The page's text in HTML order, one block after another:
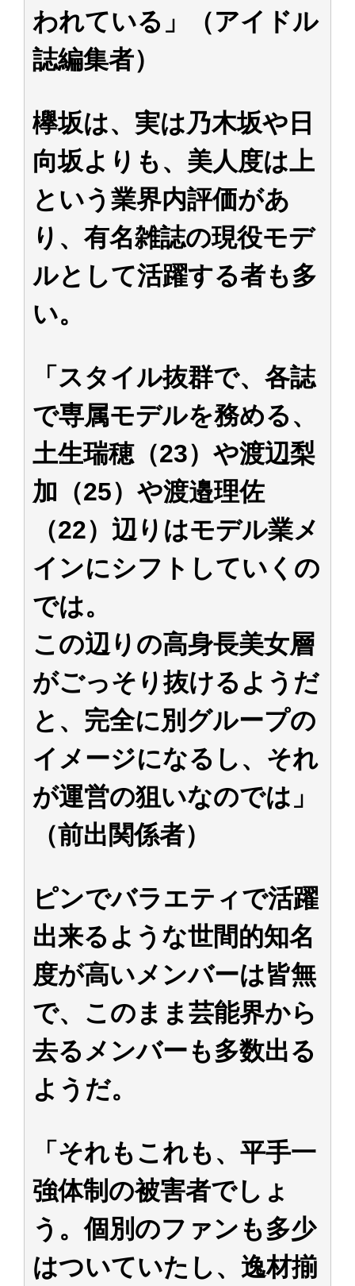
われている」（アイドル
誌編集者）
欅坂は、実は乃木坂や日
向坂よりも、美人度は上
という業界内評価があ
り、有名雑誌の現役モデ
ルとして活躍する者も多
い。
「スタイル抜群で、各誌
で専属モデルを務める、
土生瑞穂（23）や渡辺梨
加（25）や渡邉理佐
（22）辺りはモデル業メ
インにシフトしていくの
では。
この辺りの高身長美女層
がごっそり抜けるようだ
と、完全に別グループの
イメージになるし、それ
が運営の狙いなのでは」
（前出関係者）
ピンでバラエティで活躍
出来るような世間的知名
度が高いメンバーは皆無
で、このまま芸能界から
去るメンバーも多数出る
ようだ。
「それもこれも、平手一
強体制の被害者でしょ
う。個別のファンも多少
はついていたし、逸材揃